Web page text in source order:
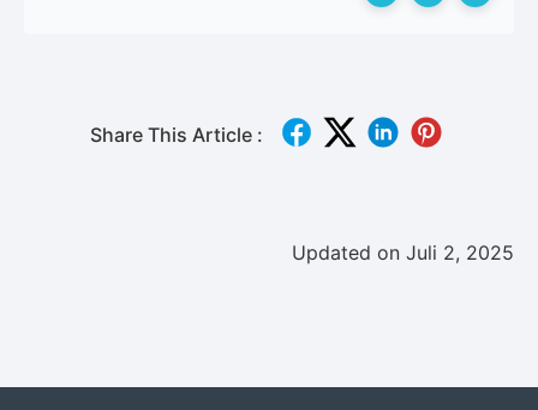
Share This Article :
Updated on Juli 2, 2025